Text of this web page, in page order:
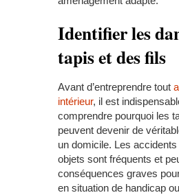
Identifier les
tapis et des fils
Avant d’entreprendre tout
intérieur, il est
comprendre pourquoi les
peuvent devenir de
un domicile. Les
objets sont fréquents et
conséquences graves
en situation de handicap